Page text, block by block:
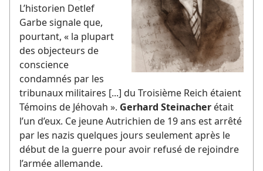
L’historien Detlef
Garbe signale que,
pourtant, « la plupart
des objecteurs de
conscience
condamnés par les
tribunaux militaires [...] du Troisième Reich étaient
Témoins de Jéhovah ». Gerhard Steinacher était
l’un d’eux. Ce jeune Autrichien de 19 ans est arrêté
par les nazis quelques jours seulement après le
début de la guerre pour avoir refusé de rejoindre
l’armée allemande.